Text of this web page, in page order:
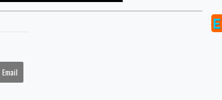
Email